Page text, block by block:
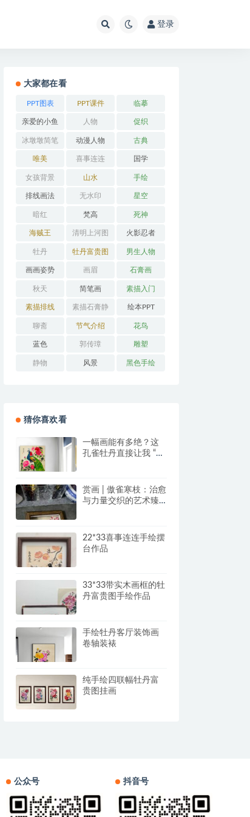
登录
大家都在看
PPT图表 PPT课件 临摹
亲爱的小鱼 人物 促织
冰墩墩简笔
画
动漫人物 古典
唯美 喜事连连 国学
女孩背景 山水 手绘
排线画法 无水印 星空
暗红 梵高 死神
海贼王 清明上河图 火影忍者
牡丹 牡丹富贵图 男生人物
画画姿势 画眉 石膏画
秋天 简笔画 素描入门
素描排线 素描石膏静
物
绘本PPT
聊斋 节气介绍 花鸟
蓝色 郭传璋 雕塑
静物 风景 黑色手绘
猜你喜欢看
一幅画能有多绝？这
孔雀牡丹直接让我 “哇
赏画 | 傲雀寒枝：治愈
与力量交织的艺术臻
22*33喜事连连手绘摆
台作品
33*33带实木画框的牡
丹富贵图手绘作品
手绘牡丹客厅装饰画
卷轴装裱
纯手绘四联幅牡丹富
贵图挂画
公众号 抖音号